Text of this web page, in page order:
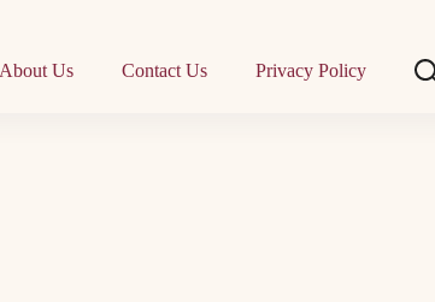
About Us Contact Us Privacy Policy